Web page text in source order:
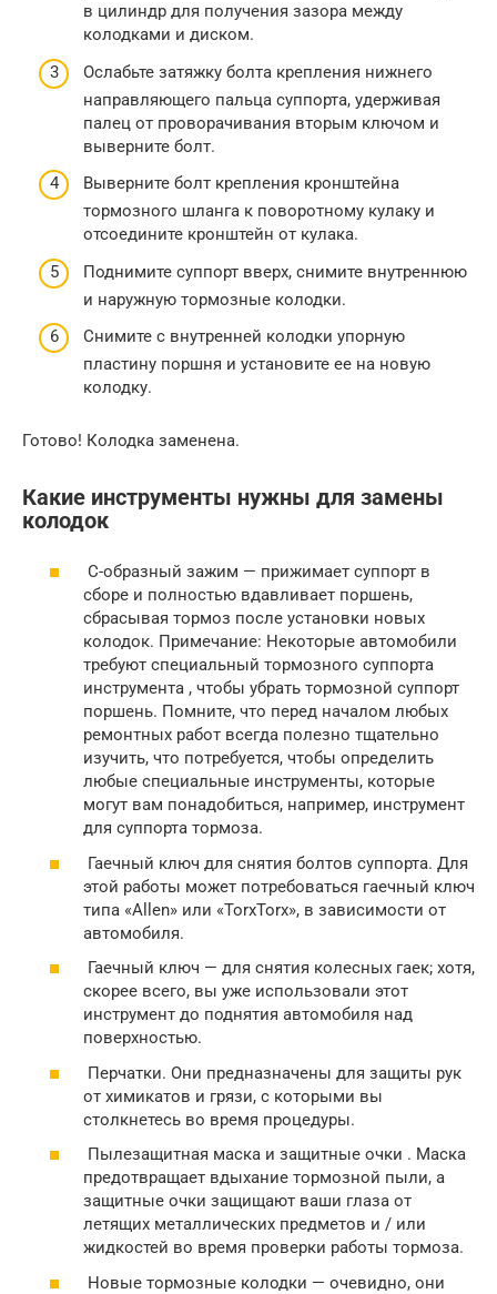
в цилиндр для получения зазора между
колодками и диском.
Ослабьте затяжку болта крепления нижнего
направляющего пальца суппорта, удерживая
палец от проворачивания вторым ключом и
выверните болт.
Выверните болт крепления кронштейна
тормозного шланга к поворотному кулаку и
отсоедините кронштейн от кулака.
Поднимите суппорт вверх, снимите внутреннюю
и наружную тормозные колодки.
Снимите с внутренней колодки упорную
пластину поршня и установите ее на новую
колодку.
Готово! Колодка заменена.
Какие инструменты нужны для замены
колодок
С-образный зажим — прижимает суппорт в
сборе и полностью вдавливает поршень,
сбрасывая тормоз после установки новых
колодок. Примечание: Некоторые автомобили
требуют специальный тормозного суппорта
инструмента , чтобы убрать тормозной суппорт
поршень. Помните, что перед началом любых
ремонтных работ всегда полезно тщательно
изучить, что потребуется, чтобы определить
любые специальные инструменты, которые
могут вам понадобиться, например, инструмент
для суппорта тормоза.
Гаечный ключ для снятия болтов суппорта. Для
этой работы может потребоваться гаечный ключ
типа «Allen» или «TorxTorx», в зависимости от
автомобиля.
Гаечный ключ — для снятия колесных гаек; хотя,
скорее всего, вы уже использовали этот
инструмент до поднятия автомобиля над
поверхностью.
Перчатки. Они предназначены для защиты рук
от химикатов и грязи, с которыми вы
столкнетесь во время процедуры.
Пылезащитная маска и защитные очки . Маска
предотвращает вдыхание тормозной пыли, а
защитные очки защищают ваши глаза от
летящих металлических предметов и / или
жидкостей во время проверки работы тормоза.
Новые тормозные колодки — очевидно, они